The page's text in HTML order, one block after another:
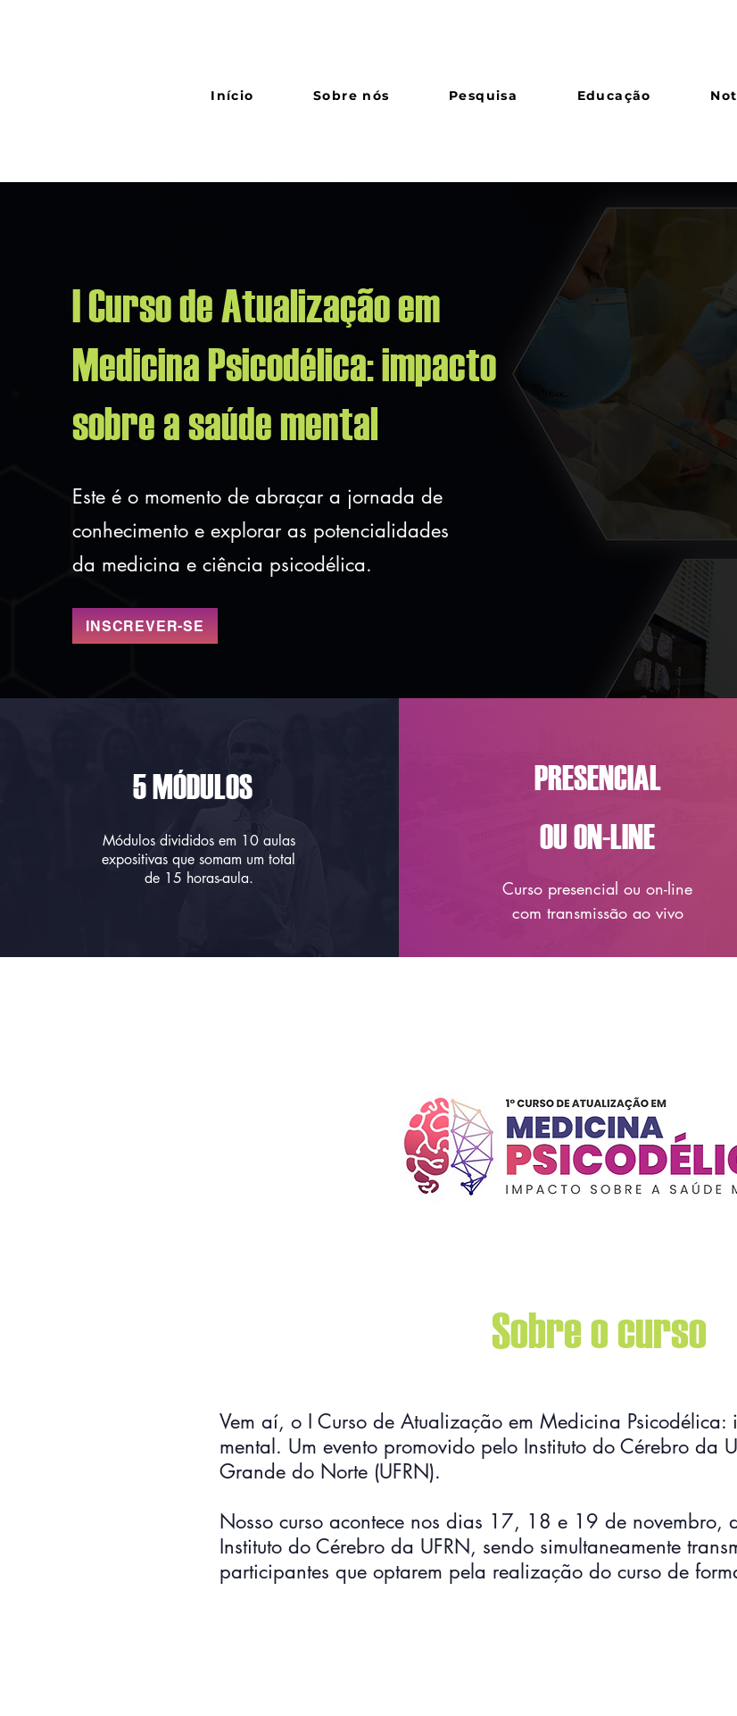
I Curso de Atualização em
Medicina Psicodélica: impacto
sobre a saúde mental
Este é o momento de abraçar a jornada de
conhecimento e explorar as potencialidades
da medicina e ciência psicodélica.
INSCREVER-SE
5 MÓDULOS
Módulos divididos em 10 aulas
expositivas que somam um total
de 15 horas-aula.
PRESENCIAL
OU ON-LINE
Curso presencial ou on-line
com transmissão ao vivo
Sobre o curso
Vem aí, o I Curso de Atualização em Medicina Psicodélica:
mental. Um evento promovido pelo Instituto do Cérebro da
Grande do Norte (UFRN).
Nosso curso acontece nos dias 17, 18 e 19 de novembro,
Instituto do Cérebro da UFRN, sendo simultaneamente
participantes que optarem pela realização do curso de
Início Sobre nós Pesquisa Educação